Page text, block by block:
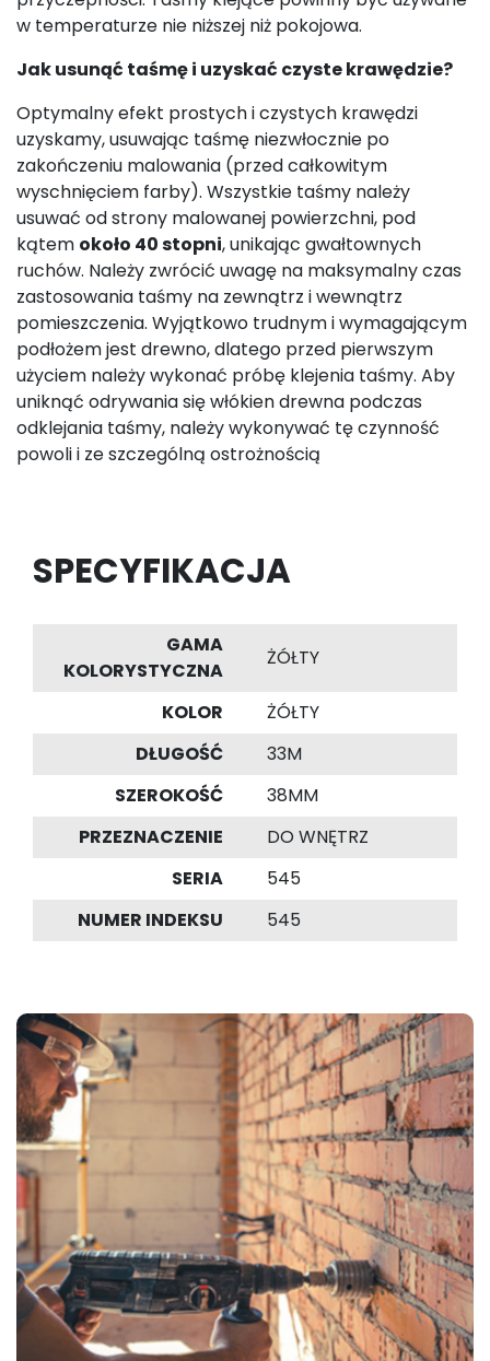
w temperaturze nie niższej niż pokojowa.
Jak usunąć taśmę i uzyskać czyste krawędzie?
Optymalny efekt prostych i czystych krawędzi
uzyskamy, usuwając taśmę niezwłocznie po
zakończeniu malowania (przed całkowitym
wyschnięciem farby). Wszystkie taśmy należy
usuwać od strony malowanej powierzchni, pod
kątem około 40 stopni, unikając gwałtownych
ruchów. Należy zwrócić uwagę na maksymalny czas
zastosowania taśmy na zewnątrz i wewnątrz
pomieszczenia. Wyjątkowo trudnym i wymagającym
podłożem jest drewno, dlatego przed pierwszym
użyciem należy wykonać próbę klejenia taśmy. Aby
uniknąć odrywania się włókien drewna podczas
odklejania taśmy, należy wykonywać tę czynność
powoli i ze szczególną ostrożnością
SPECYFIKACJA
GAMA
KOLORYSTYCZNA
ŻÓŁTY
KOLOR
ŻÓŁTY
DŁUGOŚĆ
33M
SZEROKOŚĆ
38MM
PRZEZNACZENIE
DO WNĘTRZ
SERIA
545
NUMER INDEKSU
545